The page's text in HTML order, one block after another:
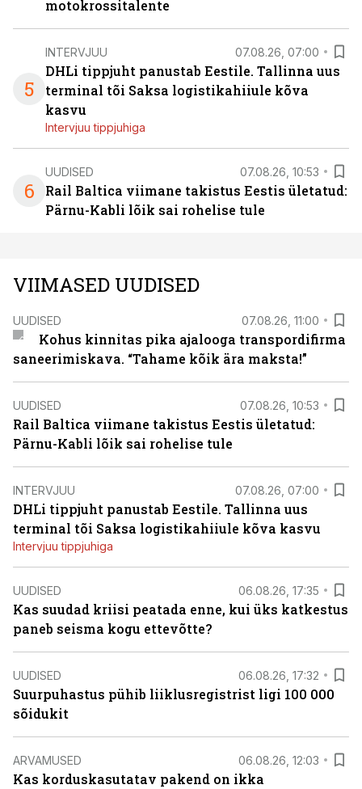
motokrossitalente
5
INTERVJUU 07.08.26, 07:00
DHLi tippjuht panustab Eestile. Tallinna uus
terminal tõi Saksa logistikahiiule kõva
kasvu
Intervjuu tippjuhiga
6
UUDISED 07.08.26, 10:53
Rail Baltica viimane takistus Eestis ületatud:
Pärnu-Kabli lõik sai rohelise tule
VIIMASED UUDISED
UUDISED 07.08.26, 11:00
Kohus kinnitas pika ajalooga transpordifirma
saneerimiskava. “Tahame kõik ära maksta!”
UUDISED 07.08.26, 10:53
Rail Baltica viimane takistus Eestis ületatud:
Pärnu-Kabli lõik sai rohelise tule
INTERVJUU 07.08.26, 07:00
DHLi tippjuht panustab Eestile. Tallinna uus
terminal tõi Saksa logistikahiiule kõva kasvu
Intervjuu tippjuhiga
UUDISED 06.08.26, 17:35
Kas suudad kriisi peatada enne, kui üks katkestus
paneb seisma kogu ettevõtte?
UUDISED 06.08.26, 17:32
Suurpuhastus pühib liiklusregistrist ligi 100 000
sõidukit
ARVAMUSED 06.08.26, 12:03
Kas korduskasutatav pakend on ikka